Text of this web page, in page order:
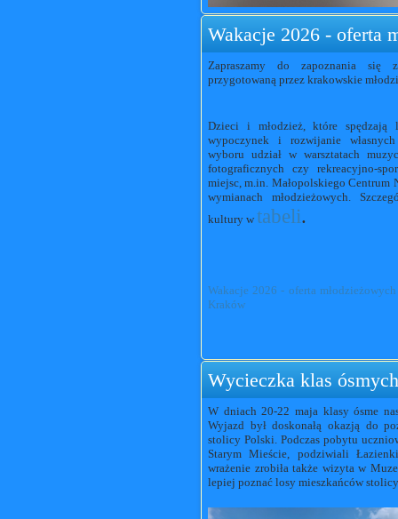
Wakacje 2026 - oferta
Zapraszamy do zapoznania
przygotowaną przez krakowskie
Dzieci i młodzież, które
wypoczynek i rozwijanie
wyboru udział w warsztatach
fotograficznych czy rekreacyjno-
miejsc, m.in. Małopolskiego
wymianach młodzieżowych.
kultury w tabeli.
Wakacje 2026 - oferta
Kraków
Wycieczka klas
W dniach 20-22 maja klasy ósme
Wyjazd był doskonałą okazją do
stolicy Polski. Podczas pobytu
Starym Mieście, podziwiali
wrażenie zrobiła także wizyta w
lepiej poznać losy mieszkańców